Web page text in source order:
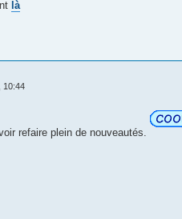
là
10:44
refaire plein de nouveautés.